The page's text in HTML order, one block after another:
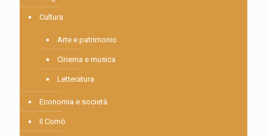
Cultura
Arte e patrimonio
Cinema e musica
Letteratura
Economia e società
Il Comò